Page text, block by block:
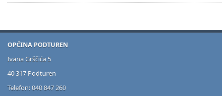
OPĆINA PODTUREN
Ivana Grščića 5
40 317 Podturen
Telefon: 040 847 260